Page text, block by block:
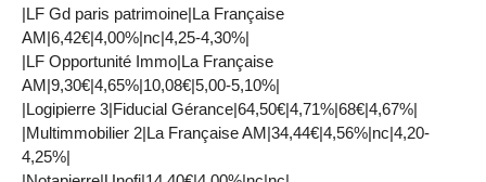
|LF Gd paris patrimoine|La Française
AM|6,42€|4,00%|nc|4,25-4,30%|
|LF Opportunité Immo|La Française
AM|9,30€|4,65%|10,08€|5,00-5,10%|
|Logipierre 3|Fiducial Gérance|64,50€|4,71%|68€|4,67%|
|Multimmobilier 2|La Française AM|34,44€|4,56%|nc|4,20-
4,25%|